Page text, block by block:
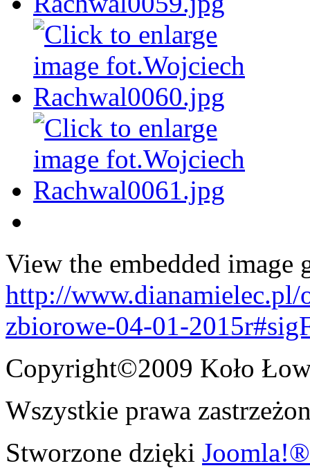
View the embedded image
http://
zbiorowe-04-01-
Copyright©2009 Koło
Wszystkie prawa
Stworzone dzięki Joomla!®